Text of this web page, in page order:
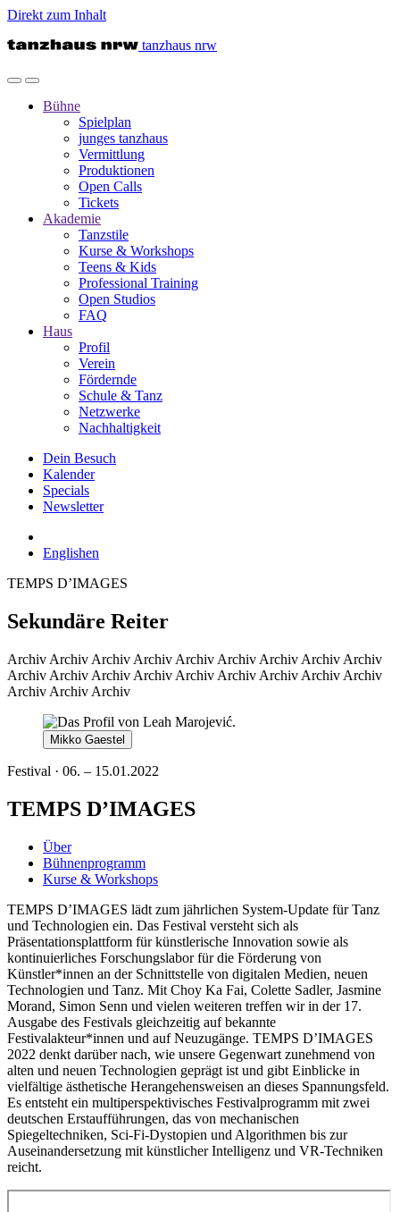
Direkt zum Inhalt
tanzhaus nrw
Bühne
Spielplan
junges tanzhaus
Vermittlung
Produktionen
Open Calls
Tickets
Akademie
Tanzstile
Kurse & Workshops
Teens & Kids
Professional Training
Open Studios
FAQ
Haus
Profil
Verein
Fördernde
Schule & Tanz
Netzwerke
Nachhaltigkeit
Dein Besuch
Kalender
Specials
Newsletter
Englishen
TEMPS D’IMAGES
Sekundäre Reiter
Archiv Archiv Archiv Archiv Archiv Archiv Archiv Archiv Archiv
Archiv Archiv Archiv Archiv Archiv Archiv Archiv Archiv Archiv
Archiv Archiv Archiv
Mikko Gaestel
Festival · 06. – 15.01.2022
TEMPS D’IMAGES
Über
Bühnenprogramm
Kurse & Workshops
TEMPS D’IMAGES lädt zum jährlichen System-Update für Tanz
und Technologien ein. Das Festival versteht sich als
Präsentationsplattform für künstlerische Innovation sowie als
kontinuierliches Forschungslabor für die Förderung von
Künstler*innen an der Schnittstelle von digitalen Medien, neuen
Technologien und Tanz. Mit Choy Ka Fai, Colette Sadler, Jasmine
Morand, Simon Senn und vielen weiteren treffen wir in der 17.
Ausgabe des Festivals gleichzeitig auf bekannte
Festivalakteur*innen und auf Neuzugänge. TEMPS D’IMAGES
2022 denkt darüber nach, wie unsere Gegenwart zunehmend von
alten und neuen Technologien geprägt ist und gibt Einblicke in
vielfältige ästhetische Herangehensweisen an dieses Spannungsfeld.
Es entsteht ein multiperspektivisches Festivalprogramm mit zwei
deutschen Erstaufführungen, das von mechanischen
Spiegeltechniken, Sci-Fi-Dystopien und Algorithmen bis zur
Auseinandersetzung mit künstlicher Intelligenz und VR-Techniken
reicht.